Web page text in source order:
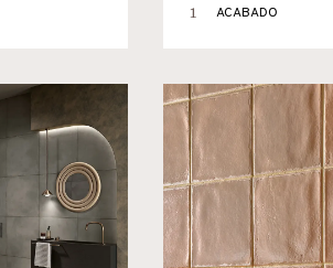
1 ACABADO